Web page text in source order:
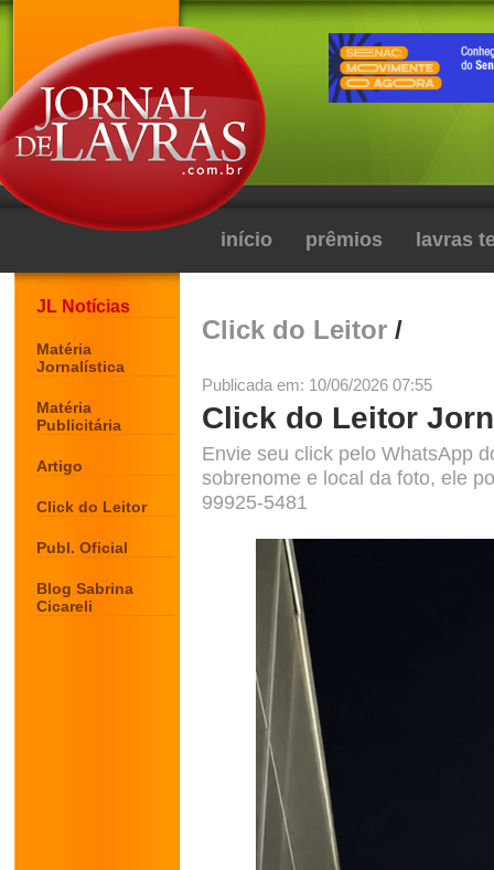
início prêmios lavras
JL Notícias
Matéria
Jornalística
Matéria
Publicitária
Artigo
Click do Leitor
Publ. Oficial
Blog Sabrina
Cicareli
Click do Leitor /
Publicada em: 10/06/2026 07:55
Click do Leitor
Envie seu click pelo WhatsApp
sobrenome e local da foto, ele
99925-5481